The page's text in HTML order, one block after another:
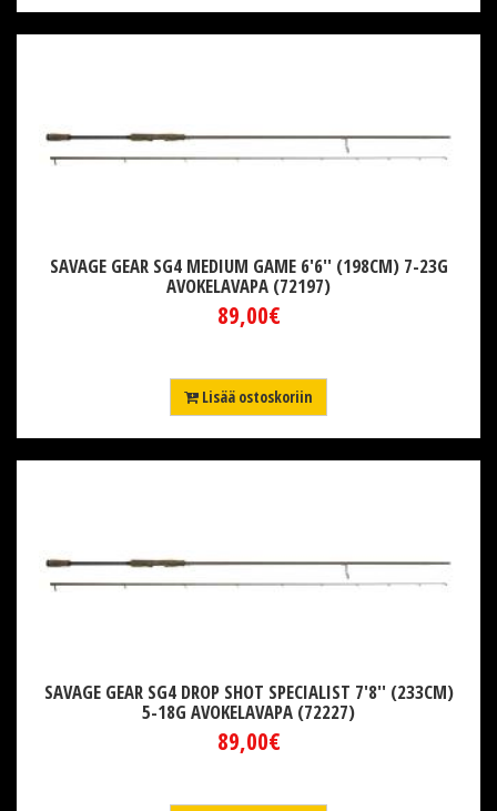
SAVAGE GEAR SG4 MEDIUM GAME 6'6'' (198CM) 7-23G
AVOKELAVAPA (72197)
89,00€
Lisää ostoskoriin
SAVAGE GEAR SG4 DROP SHOT SPECIALIST 7'8'' (233CM)
5-18G AVOKELAVAPA (72227)
89,00€